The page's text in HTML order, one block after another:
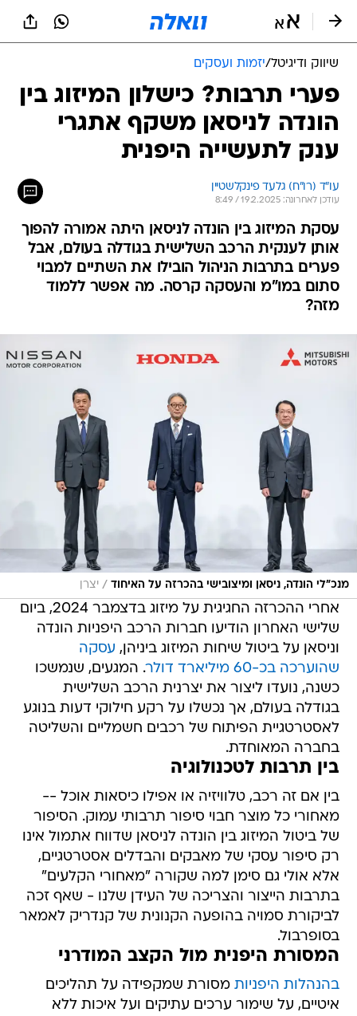
שיווק ודיגיטל/יזמות ועסקים
פערי תרבות? כישלון המיזוג בין
הונדה לניסאן משקף אתגרי
ענק לתעשייה היפנית
עו"ד (רו"ח) גלעד פינקלשטיין
עודכן לאחרונה: 19.2.2025 / 8:49
עסקת המיזוג בין הונדה לניסאן היתה אמורה להפוך
אותן לענקית הרכב השלישית בגודלה בעולם, אבל
פערים בתרבות הניהול הובילו את השתיים למבוי
סתום במו"מ והעסקה קרסה. מה אפשר ללמוד
מזה?
מנכ"לי הונדה, ניסאן ומיצובישי בהכרזה על האיחוד / יצרן
אחרי ההכרזה החגיגית על מיזוג בדצמבר 2024, ביום
שלישי האחרון הודיעו חברות הרכב היפניות הונדה
וניסאן על ביטול שיחות המיזוג ביניהן, עסקה
שהוערכה בכ-60 מיליארד דולר
. המגעים, שנמשכו
כשנה, נועדו ליצור את יצרנית הרכב השלישית
בגודלה בעולם, אך נכשלו על רקע חילוקי דעות בנוגע
לאסטרטגיית הפיתוח של רכבים חשמליים והשליטה
בחברה המאוחדת.
בין תרבות לטכנולוגיה
בין אם זה רכב, טלוויזיה או אפילו כיסאות אוכל --
מאחורי כל מוצר חבוי סיפור תרבותי עמוק. הסיפור
של ביטול המיזוג בין הונדה לניסאן שדווח אתמול אינו
רק סיפור עסקי של מאבקים והבדלים אסטרטגיים,
אלא אולי גם סימן למה שקורה "מאחורי הקלעים"
בתרבות הייצור והצריכה של העידן שלנו - שאף זכה
לביקורת סמויה בהופעה הקנונית של קנדריק לאמאר
בסופרבול.
המסורת היפנית מול הקצב המודרני
בהנהלות היפניות מסורת שמקפידה על תהליכים
איטיים, על שימור ערכים עתיקים ועל איכות ללא